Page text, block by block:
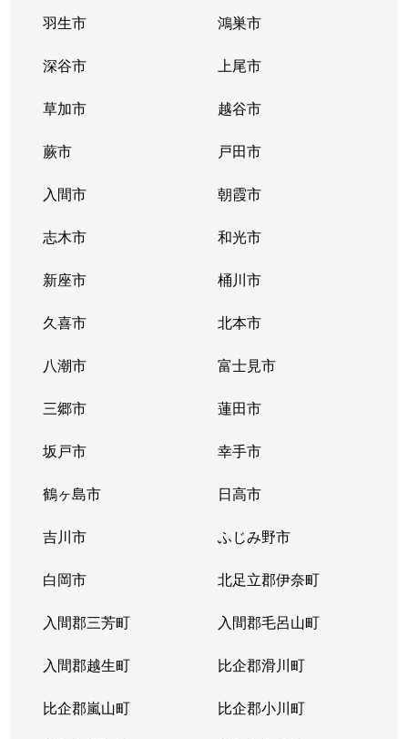
大字水野
1,400万円 武蔵藤沢
大字南入曽
2,100万円 入曽
大字南入曽
6,000万円 入曽
大字南入曽
2,600万円 入曽
大字南入曽
3,100万円 入曽
大字南入曽
2,400万円 入曽
羽生市 鴻巣市
深谷市 上尾市
草加市 越谷市
蕨市 戸田市
入間市 朝霞市
志木市 和光市
新座市 桶川市
久喜市 北本市
八潮市 富士見市
三郷市 蓮田市
坂戸市 幸手市
鶴ヶ島市 日高市
吉川市 ふじみ野市
白岡市 北足立郡伊奈町
入間郡三芳町 入間郡毛呂山町
入間郡越生町 比企郡滑川町
比企郡嵐山町 比企郡小川町